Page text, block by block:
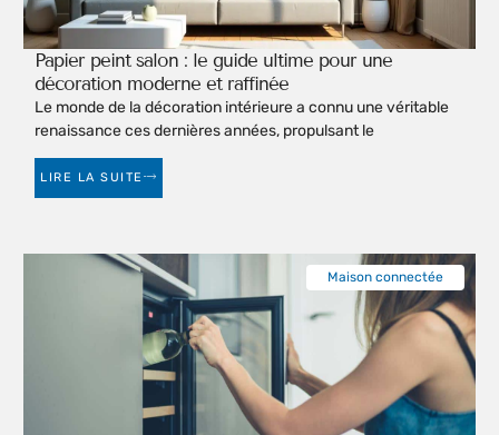
Papier peint salon : le guide ultime pour une
décoration moderne et raffinée
Le monde de la décoration intérieure a connu une véritable
renaissance ces dernières années, propulsant le
LIRE LA SUITE
Maison connectée